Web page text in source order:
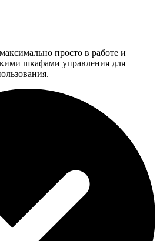
просто в работе и
шкафами управления для